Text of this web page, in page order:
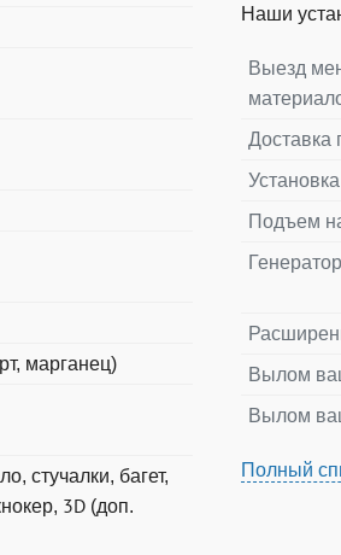
марганец)
стучалки, багет,
3D (доп.
Наши
Выезд
Доставка
Подъем
Вылом
Вылом
Полный